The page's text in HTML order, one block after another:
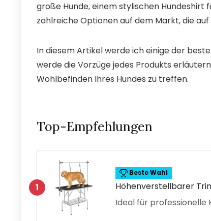
große Hunde, einem stylischen Hundeshirt
zahlreiche Optionen auf dem Markt, die
In diesem Artikel werde ich einige der
werde die Vorzüge jedes Produkts
Wohlbefinden Ihres Hundes zu treffen.
Top-Empfehlungen
1
Beste Wahl
Höhenverstellbarer
Ideal für professionelle